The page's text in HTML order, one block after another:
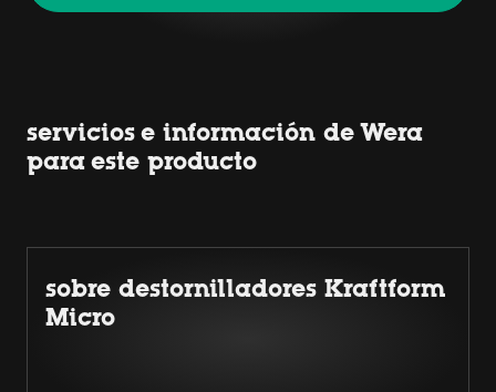
servicios e información de Wera
para este producto
sobre destornilladores Kraftform
Micro